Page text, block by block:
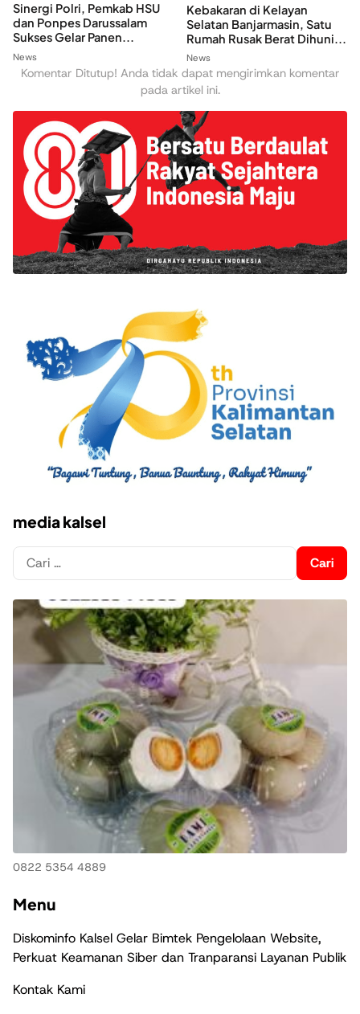
Sinergi Polri, Pemkab HSU
dan Ponpes Darussalam
Sukses Gelar Panen...
News
Kebakaran di Kelayan
Selatan Banjarmasin, Satu
Rumah Rusak Berat Dihuni...
News
Komentar Ditutup! Anda tidak dapat mengirimkan komentar
pada artikel ini.
media kalsel
Cari
untuk:
0822 5354 4889
Menu
Diskominfo Kalsel Gelar Bimtek Pengelolaan Website,
Perkuat Keamanan Siber dan Tranparansi Layanan Publik
Kontak Kami